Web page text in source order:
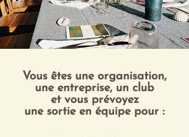
Vous êtes une organisation,
une entreprise, un club
et vous prévoyez
une sortie en équipe pour :